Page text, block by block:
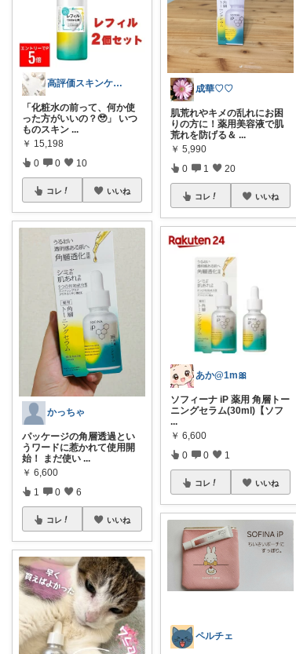
高評価スキンケア＆コスメまとめ
「化粧水の前って、何か使
った方がいいの？🥹」 いつ
ものスキン ...
￥ 15,198
0 0 10
コレ いいね
かっちゃ
パッケージの角層透過とい
うワードに惹かれて使用開
始！ まだ使い ...
￥ 6,600
1 0 6
コレ いいね
成華♡♡
肌荒れやキメの乱れにお困
りの方に！薬用美容液で肌
荒れを防げる＆ ...
￥ 5,990
0 1 20
コレ いいね
あか@1m🎀
ソフィーナ iP 薬用 角層トー
ニングセラム(30ml)【ソフ
...
￥ 6,600
0 0 1
コレ いいね
ペルチェ